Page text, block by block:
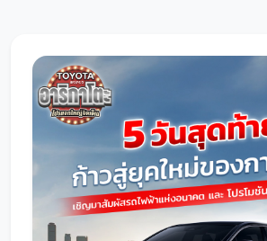
ศูนย์ซ่อมตัวถังและสี
โปรโมชั่น
โปรโมชั่น
โปรโมชั่นบริการหลังการขาย
กิจกรรม